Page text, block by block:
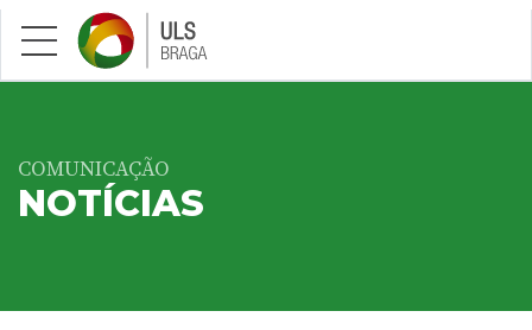
Saltar para conteúdo principal
COMUNICAÇÃO
NOTÍCIAS